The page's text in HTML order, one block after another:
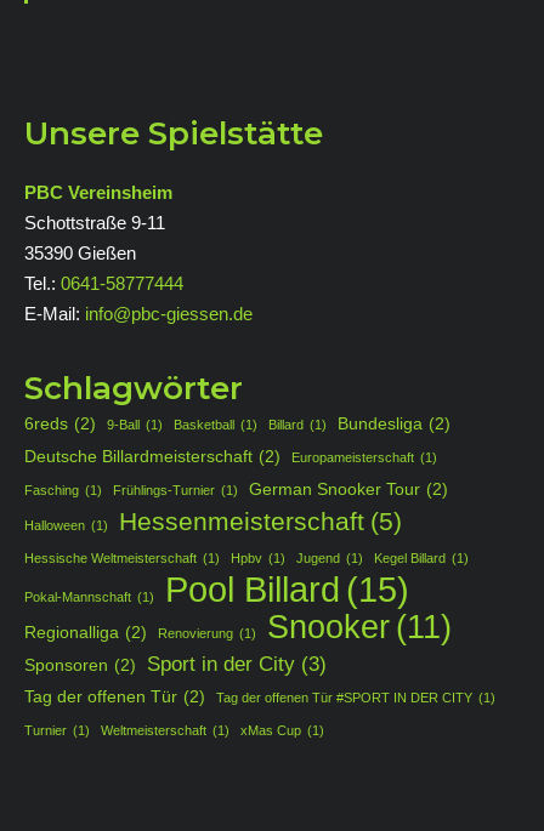
Unsere Spielstätte
PBC Vereinsheim
Schottstraße 9-11
35390 Gießen
Tel.: 0641-58777444
E-Mail: info@pbc-giessen.de
Schlagwörter
6reds (2) 9-Ball (1) Basketball (1) Billard (1) Bundesliga (2)
Deutsche Billardmeisterschaft (2) Europameisterschaft (1)
Fasching (1) Frühlings-Turnier (1) German Snooker Tour (2)
Halloween (1) Hessenmeisterschaft (5)
Hessische Weltmeisterschaft (1) Hpbv (1) Jugend (1) Kegel Billard (1)
Pokal-Mannschaft (1) Pool Billard (15)
Regionalliga (2) Renovierung (1) Snooker (11)
Sponsoren (2) Sport in der City (3)
Tag der offenen Tür (2) Tag der offenen Tür #SPORT IN DER CITY (1)
Turnier (1) Weltmeisterschaft (1) xMas Cup (1)